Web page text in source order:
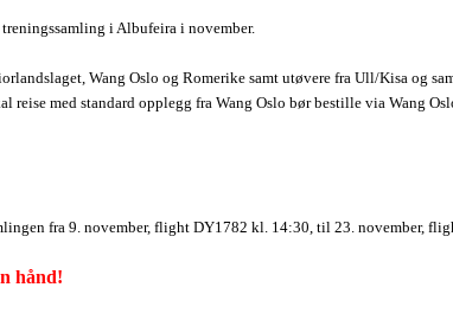
i Albufeira i november.
Wang Oslo og Romerike samt utøvere fra Ull/Kisa og
reise med standard opplegg fra Wang Oslo bør bestille via Wang
fra 9. november, flight DY1782 kl. 14:30, til 23. november,
hånd!